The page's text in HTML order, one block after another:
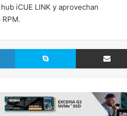
iCUE LINK y aprovechan
LinkedIn Skype